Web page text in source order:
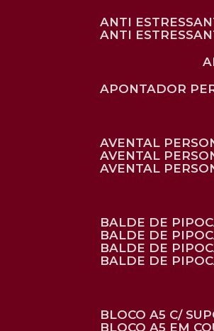
ANTI
ANTI
APONTADOR
AVENTAL
AVENTAL
AVENTAL
BALDE DE
BALDE DE
BALDE DE
BALDE DE
BLOCO A5 C/
BLOCO A5 EM